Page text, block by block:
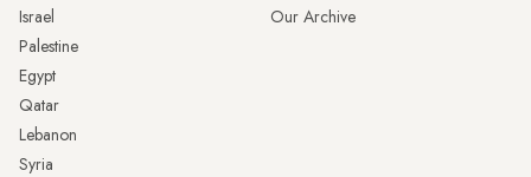
Israel
Palestine
Egypt
Qatar
Lebanon
Syria
Our Archive